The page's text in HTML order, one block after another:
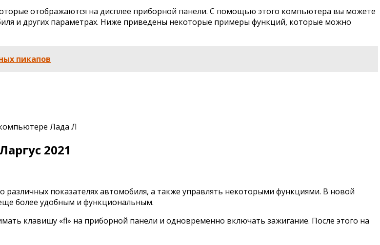
отображаются на дисплее приборной панели. С помощью этого компьютера вы можете
и других параметрах. Ниже приведены некоторые примеры функций, которые можно
пикапов
Лада Л
2021
показателях автомобиля, а также управлять некоторыми функциями. В новой
более удобным и функциональным.
клавишу «fl» на приборной панели и одновременно включать зажигание. После этого на